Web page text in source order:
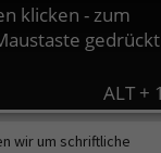
wir um schriftliche